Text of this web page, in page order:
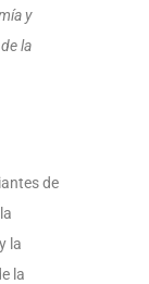
y
la
de
la
la